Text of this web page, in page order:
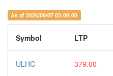
As of 2026/08/07 03:00:00
Symbol LTP
ULHC 379.00